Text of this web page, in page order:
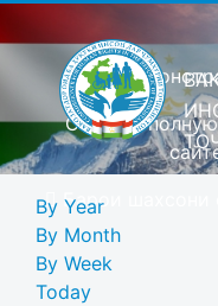
Это
Скачать
Барои шахсони
By Year
By Month
By Week
Today